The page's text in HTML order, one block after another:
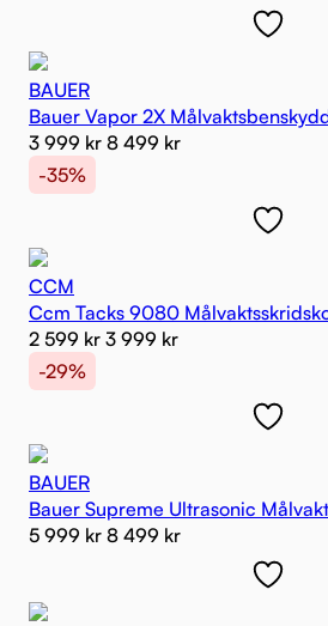
BAUER
Bauer Vapor 2X
3 999 kr 8 499 kr
-35%
CCM
Ccm Tacks 9080
2 599 kr 3 999 kr
-29%
BAUER
Bauer Supreme Ultrasonic
5 999 kr 8 499 kr